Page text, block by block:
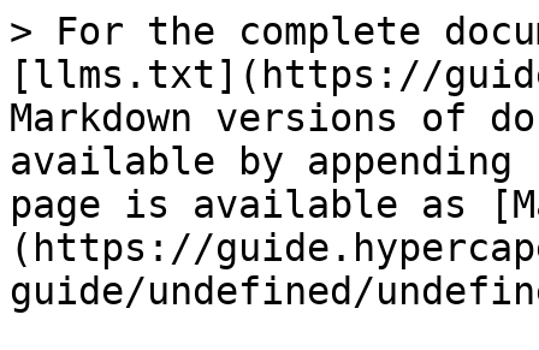
> For the complete
[llms.txt](https://
Markdown versions of
available by
page is available as
(https://
guide/undefined/